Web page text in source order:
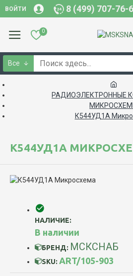
ВОЙТИ 8 (499) 707-76-
0
Все
РАДИОЭЛЕКТРОННЫЕ
К544УД1А
К544УД1А
НАЛИЧИЕ:
В наличии
БРЕНД: МСКСНАБ
SKU: ART/105-903